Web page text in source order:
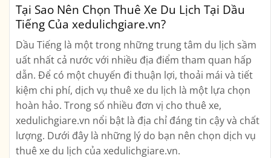
Tại Sao Nên Chọn Thuê Xe Du Lịch Tại Dầu
Tiếng Của xedulichgiare.vn?
Dầu Tiếng là một trong những trung tâm du lịch sầm
uất nhất cả nước với nhiều địa điểm tham quan hấp
dẫn. Để có một chuyến đi thuận lợi, thoải mái và tiết
kiệm chi phí, dịch vụ thuê xe du lịch là một lựa chọn
hoàn hảo. Trong số nhiều đơn vị cho thuê xe,
xedulichgiare.vn nổi bật là địa chỉ đáng tin cậy và chất
lượng. Dưới đây là những lý do bạn nên chọn dịch vụ
thuê xe du lịch của xedulichgiare.vn.